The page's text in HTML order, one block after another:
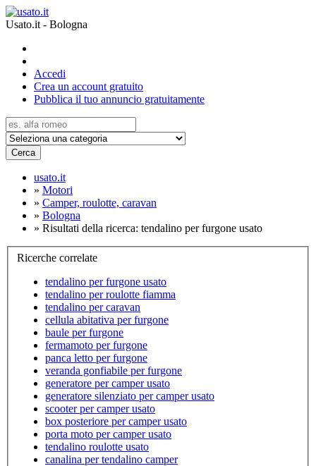
Usato.it - Bologna
Accedi
Crea un account gratuito
Pubblica il tuo annuncio gratuitamente
Cerca
usato.it
» Motori
» Camper, roulotte, caravan
» Bologna
» Risultati della ricerca: tendalino per furgone usato
Ricerche correlate
tendalino per furgone usato
tendalino per roulotte fiamma
tendalino per caravan
cellula abitativa per furgone
baule per furgone
fermamoto per furgone
panca letto per furgone
veranda gonfiabile per furgone
generatore per camper usato
generatore silenziato per camper usato
scooter per camper usato
box posteriore per camper usato
porta moto per camper usato
tendalino roulotte usato
canalina per tendalino camper